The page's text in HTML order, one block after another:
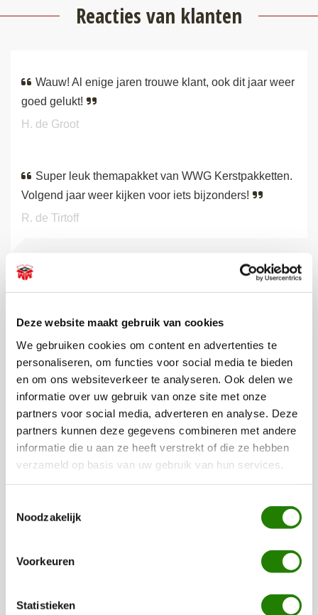
Deze website maakt gebruik van cookies
We gebruiken cookies om content en advertenties te
personaliseren, om functies voor social media te bieden
en om ons websiteverkeer te analyseren. Ook delen we
informatie over uw gebruik van onze site met onze
partners voor social media, adverteren en analyse. Deze
partners kunnen deze gegevens combineren met andere
informatie die u aan ze heeft verstrekt of die ze hebben
verzameld op basis van uw gebruik van hun services.
Noodzakelijk
Voorkeuren
Statistieken
Reacties van klanten
Wauw! Al enige jaren trouwe klant, ook dit jaar weer
goed gelukt!
H. de Groot
Super leuk themapakket van WWG Kerstpakketten.
Volgend jaar weer kijken voor iets bijzonders!
R. de Tirtoff
BEKIJK ALLE RECENSIES
De leukste pakketten voor elk
budget
Wilt u toch uw personeel bedanken voor hun inzet aan het
einde van het jaar, maar heeft u een bescheiden budget of
wilt u het niet te duur maken? Kies dan voor onze
kerst, food- of drankpakketten
! Deze pakketten bevatten
veel kwaliteitsproducten voor een bescheiden prijs en zien
prachtig pakket geleverd kan worden, ongeacht uw budget.
zijn, en het gaat natuurlijk ook altijd om het gebaar en de
dank voor de inzet. Wij hebben diverse budgetpakketten in
de aanbieding die elk jaar uniek worden samengesteld.